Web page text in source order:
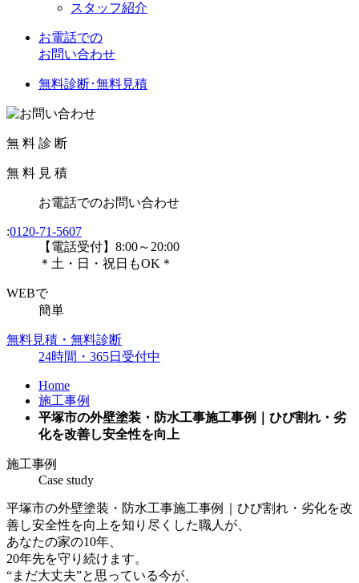
スタッフ紹介
お電話での
お問い合わせ
無料診断･無料見積
無 料 診 断
無 料 見 積
お電話でのお問い合わせ
:0120-71-5607
【電話受付】8:00～20:00
＊土・日・祝日もOK＊
WEBで
簡単
無料見積・無料診断
24時間・365日受付中
Home
施工事例
平塚市の外壁塗装・防水工事施工事例｜ひび割れ・劣
化を改善し安全性を向上
施工事例
Case study
平塚市の外壁塗装・防水工事施工事例｜ひび割れ・劣化を改
善し安全性を向上を知り尽くした職人が、
あなたの家の10年、
20年先を守り続けます。
“まだ大丈夫”と思っている今が、